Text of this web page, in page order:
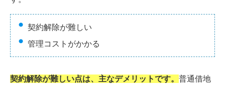
契約解除が難しい
管理コストがかかる
契約解除が難しい点は、主なデメリットです。 普通借地